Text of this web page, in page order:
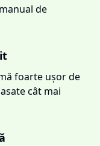
de
foarte ușor de
cât mai